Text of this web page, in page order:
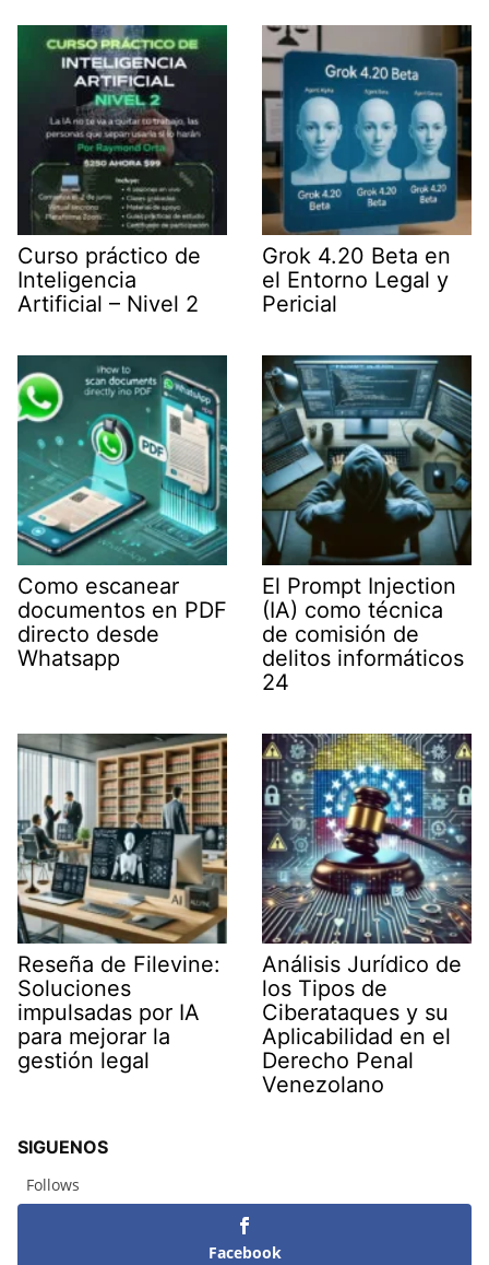
e
r
)
n
p
m
Curso práctico de
Inteligencia
Artificial – Nivel 2
Grok 4.20 Beta en
el Entorno Legal y
Pericial
Como escanear
documentos en PDF
directo desde
Whatsapp
El Prompt Injection
(IA) como técnica
de comisión de
delitos informáticos
24
Reseña de Filevine:
Soluciones
impulsadas por IA
para mejorar la
gestión legal
Análisis Jurídico de
los Tipos de
Ciberataques y su
Aplicabilidad en el
Derecho Penal
Venezolano
SIGUENOS
Follows
Facebook